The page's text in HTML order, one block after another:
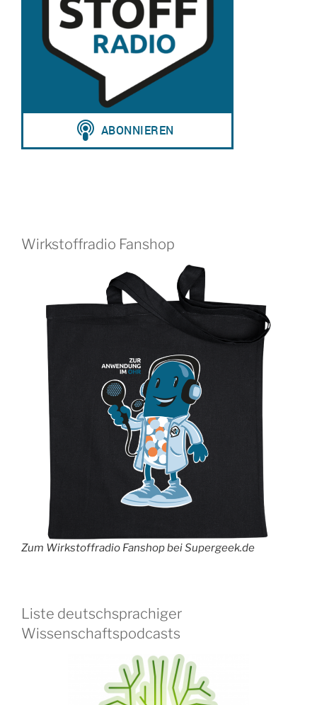
Wirkstoffradio Fanshop
Zum Wirkstoffradio Fanshop bei Supergeek.de
Liste deutschsprachiger
Wissenschaftspodcasts